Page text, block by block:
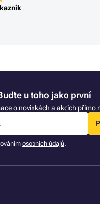
u toho jako první
o novinkách a akcích přímo
osobních údajů.